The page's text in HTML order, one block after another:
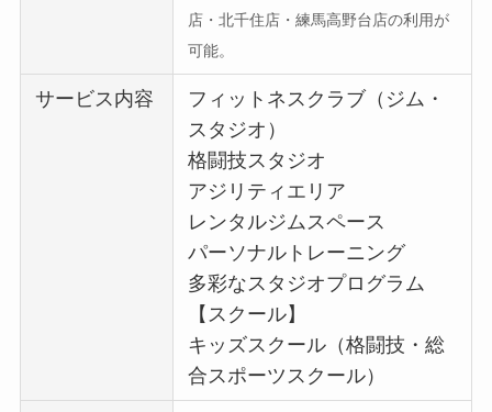
店・北千住店・練馬高野台店の利用が
可能。
サービス内容
フィットネスクラブ（ジム・
スタジオ）
格闘技スタジオ
アジリティエリア
レンタルジムスペース
パーソナルトレーニング
多彩なスタジオプログラム
【スクール】
キッズスクール（格闘技・総
合スポーツスクール）